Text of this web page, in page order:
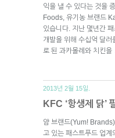
익을 낼 수 있다는 것을
Foods, 유기농 브랜드
있습니다. 지난 몇년간
개발을 위해 수십억 달러
로 된 과카몰레와 치킨을
2013년 2월 15일.
KFC ‘항생제 닭’
얌 브랜드(Yum!
고 있는 패스트푸드 업계